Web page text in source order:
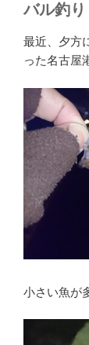
バル釣り
最近、夕方
った名古屋
小さい魚が